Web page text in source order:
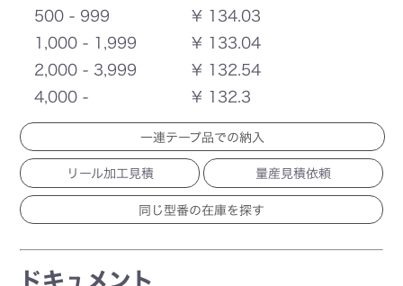
500 - 999
¥ 134.03
1,000 - 1,999
¥ 133.04
2,000 - 3,999
¥ 132.54
4,000 -
¥ 132.3
一連テープ品での納入
リール加工見積 量産見積依頼
ドキュメント